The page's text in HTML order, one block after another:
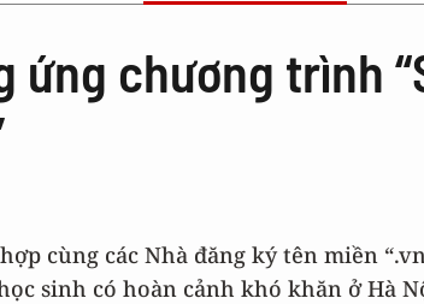
ứng chương trình
cùng các Nhà đăng ký tên miền
sinh có hoàn cảnh khó khăn ở Hà